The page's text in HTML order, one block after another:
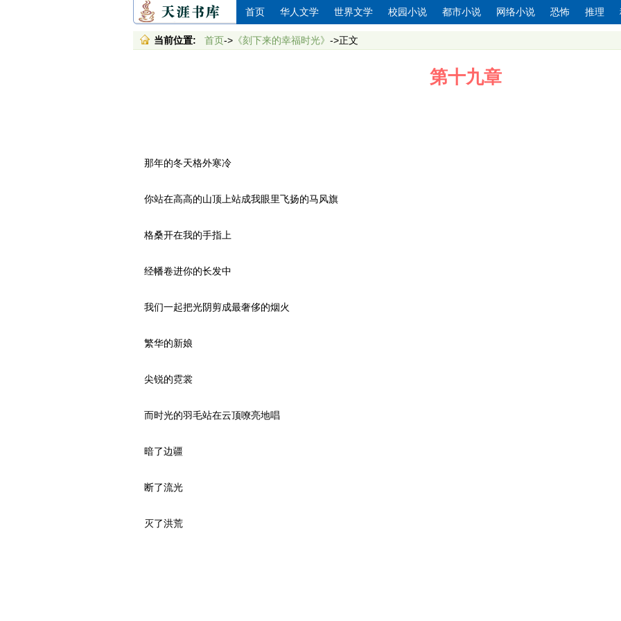
首页 华人文学 世界文学 校园小说 都市小说 网络小说 恐怖 推理
当前位置: 首页-> 《刻下来的幸福时光》 ->正文
第十九章
那年的冬天格外寒冷
你站在高高的山顶上站成我眼里飞扬的马风旗
格桑开在我的手指上
经幡卷进你的长发中
我们一起把光阴剪成最奢侈的烟火
繁华的新娘
尖锐的霓裳
而时光的羽毛站在云顶嘹亮地唱
暗了边疆
断了流光
灭了洪荒